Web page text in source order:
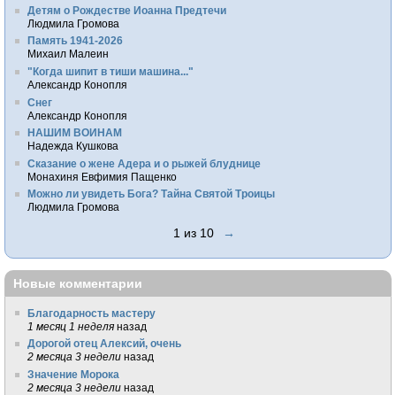
Детям о Рождестве Иоанна Предтечи
Людмила Громова
Память 1941-2026
Михаил Малеин
"Когда шипит в тиши машина..."
Александр Конопля
Снег
Александр Конопля
НАШИМ ВОИНАМ
Надежда Кушкова
Сказание о жене Адера и о рыжей блуднице
Монахиня Евфимия Пащенко
Можно ли увидеть Бога? Тайна Святой Троицы
Людмила Громова
1 из 10 →
Новые комментарии
Благодарность мастеру
1 месяц 1 неделя назад
Дорогой отец Алексий, очень
2 месяца 3 недели назад
Значение Морока
2 месяца 3 недели назад